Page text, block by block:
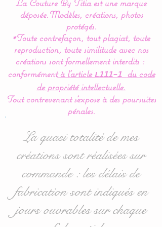
Le complément idéal pour
le cocon de bébé.
Coussin pour
bébé, oreiller, pour
décoration de chambre
bébé, une création unique
pour finaliser la déco de
chambre de bébé.
Dimensions :
les options:
* Rectangulaire : 30 x 50
* Carré : 40 x 40 cms
La Couture By Titia est une marque
déposée.Modèles, créations, photos
protégés.
*Toute contrefaçon, tout plagiat, toute
reproduction, toute similitude avec nos
créations sont formellement interdits :
conformémentà l’article L111-1
du code
de propriété intellectuelle.
Tout contrevenant s'expose à des poursuites
pénales.
La quasi totalité de mes
créations sont réalisées sur
commande : les délais de
fabrication sont indiqués en
jours ouvrables sur chaque